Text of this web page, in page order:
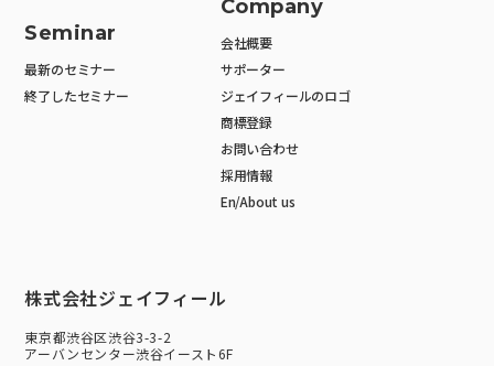
Seminar
最新のセミナー
終了したセミナー
Company
会社概要
サポーター
ジェイフィールのロゴ
商標登録
お問い合わせ
採用情報
En/About us
株式会社ジェイフィール
東京都渋谷区渋谷3-3-2
アーバンセンター渋谷イースト6F